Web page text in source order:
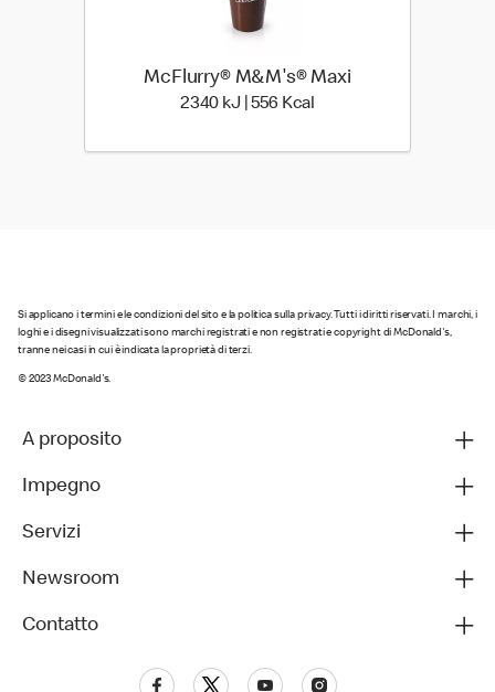
McFlurry® M&M's® Maxi
2340 kJ | 556 Kcal
Si applicano i termini e le condizioni del sito e la politica sulla privacy. Tutti i diritti riservati. I marchi, i
loghi e i disegni visualizzati sono marchi registrati e non registrati e copyright di McDonald's,
tranne nei casi in cui è indicata la proprietà di terzi.
© 2023 McDonald's.
A proposito
Impegno
Servizi
Newsroom
Contatto